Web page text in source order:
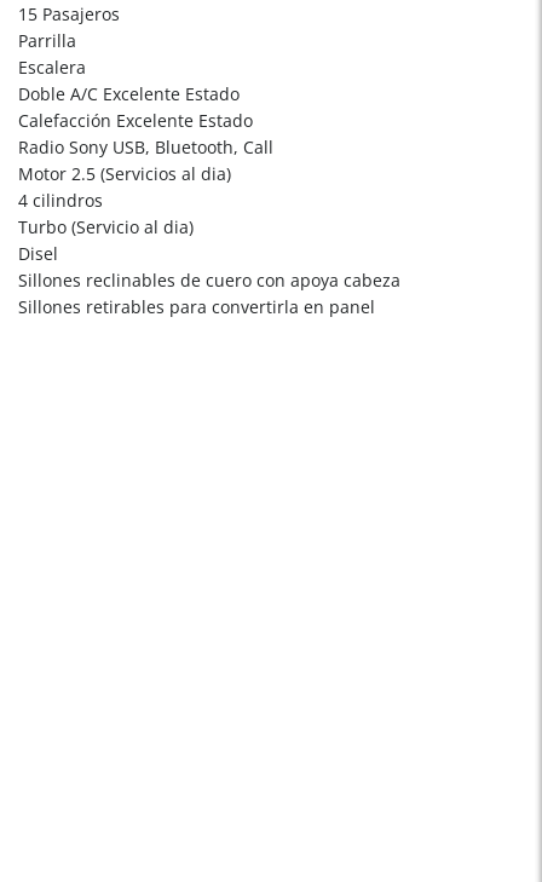
15 Pasajeros
Parrilla
Escalera
Doble A/C Excelente Estado
Calefacción Excelente Estado
Radio Sony USB, Bluetooth, Call
Motor 2.5 (Servicios al dia)
4 cilindros
Turbo (Servicio al dia)
Disel
Sillones reclinables de cuero con apoya cabeza
Sillones retirables para convertirla en panel